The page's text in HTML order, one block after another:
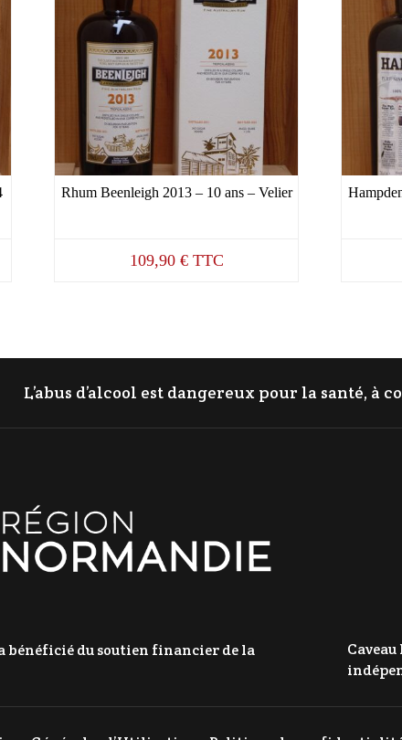
Rhum Beenleigh 2013 – 10 ans – Velier
109,90 € TTC
L’abus d’alcool est dangereux pour la santé, à
bénéficié du soutien financier de la